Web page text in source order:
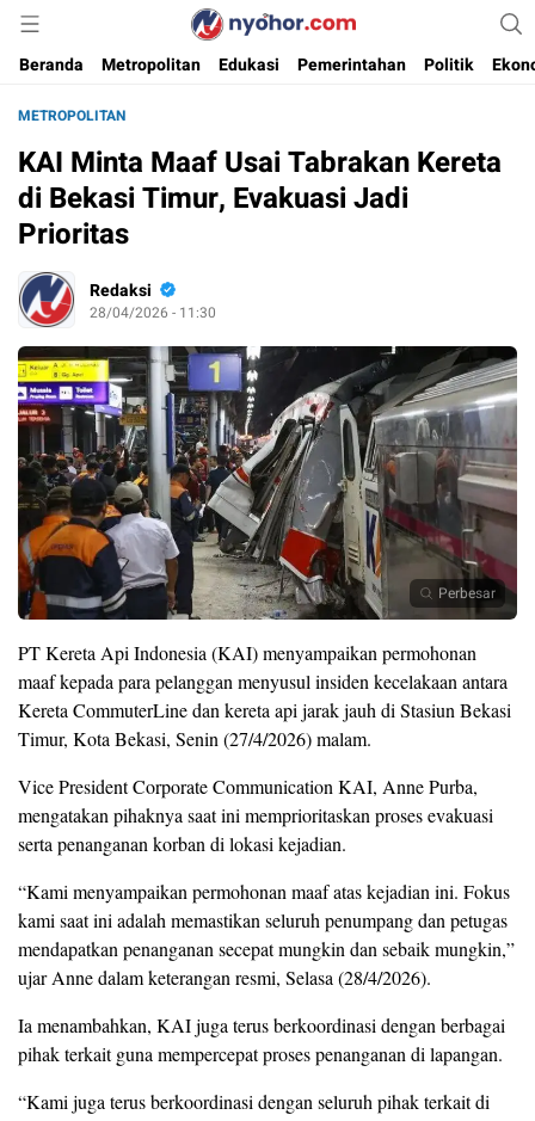
Nyohor.com
Media Informasi Ternyohor
Beranda
Metropolitan Edukasi Pemerintahan Politik
METROPOLITAN
KAI Minta Maaf Usai Tabrakan Kereta
di Bekasi Timur, Evakuasi Jadi
Prioritas
Redaksi
28/04/2026 - 11:30
Perbesar
PT Kereta Api Indonesia (KAI) menyampaikan permohonan
maaf kepada para pelanggan menyusul insiden kecelakaan antara
Kereta CommuterLine dan kereta api jarak jauh di Stasiun Bekasi
Timur, Kota Bekasi, Senin (27/4/2026) malam.
Vice President Corporate Communication KAI, Anne Purba,
mengatakan pihaknya saat ini memprioritaskan proses evakuasi
serta penanganan korban di lokasi kejadian.
“Kami menyampaikan permohonan maaf atas kejadian ini. Fokus
kami saat ini adalah memastikan seluruh penumpang dan petugas
mendapatkan penanganan secepat mungkin dan sebaik mungkin,”
ujar Anne dalam keterangan resmi, Selasa (28/4/2026).
Ia menambahkan, KAI juga terus berkoordinasi dengan berbagai
pihak terkait guna mempercepat proses penanganan di lapangan.
“Kami juga terus berkoordinasi dengan seluruh pihak terkait di